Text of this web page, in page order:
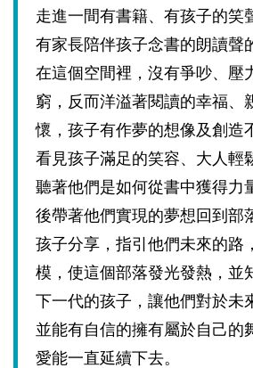
走進一間有書籍、有孩子的笑
有家長陪伴孩子念書的朗讀聲
在這個空間裡，沒有爭吵、壓
窮，反而洋溢著閱讀的幸福、
懷，孩子有作夢的想像及創造
看見孩子滿足的笑容、大人輕
聽著他們是如何從書中獲得力
後帶著他們實現的夢想回到部
孩子分享，指引他們未來的路
模，使這個部落發光發熱，並
下一代的孩子，讓他們對於未
並能有自信的擁有屬於自己的
愛能一直延續下去。